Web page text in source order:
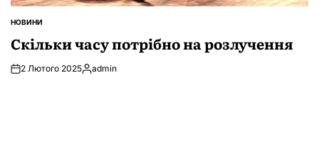
ОПУБЛІКУВАТИ
НОВИНИ
Скільки часу потрібно на розлучення
2 Лютого 2025Опубліковано
admin